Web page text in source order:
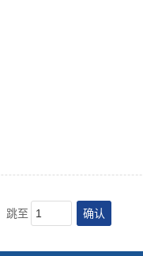
跳至 确认